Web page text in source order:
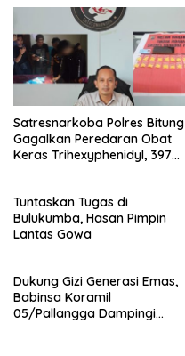
Satresnarkoba Polres Bitung
Gagalkan Peredaran Obat
Keras Trihexyphenidyl, 397
Tuntaskan Tugas di
Bulukumba, Hasan Pimpin
Lantas Gowa
Dukung Gizi Generasi Emas,
Babinsa Koramil
05/Pallangga Dampingi